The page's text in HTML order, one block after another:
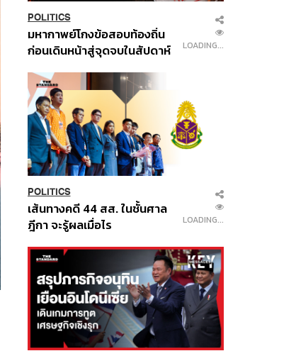
POLITICS
มหากาพย์โกงข้อสอบท้องถิ่น
ก่อนเดินหน้าสู่จุดจบในสัปดาห์
LOADING...
POLITICS
เส้นทางคดี 44 สส. ในชั้นศาล
ฎีกา จะรู้ผลเมื่อไร
LOADING...